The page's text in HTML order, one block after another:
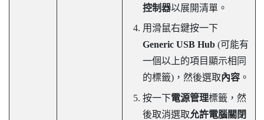
控制器以展開清單。
用滑鼠右鍵按一下
Generic USB Hub(可能有
一個以上的項目顯示相同
的標籤)，然後選取內容。
按一下電源管理標籤，然
後取消選取允許電腦關閉